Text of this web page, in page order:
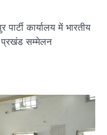
कार्यालय में भारतीय
प्रखंड सम्मेलन